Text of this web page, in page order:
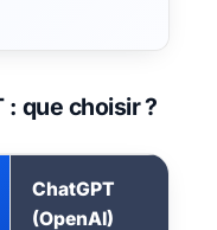
: que choisir ?
ChatGPT
(OpenAI)